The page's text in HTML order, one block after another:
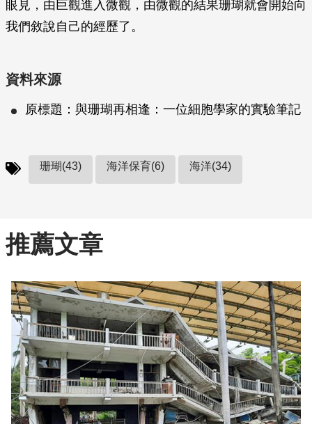
眼見，由巨觀進入微觀，由微觀的結果珊瑚就會開始向
我們敘說自己的經歷了。
資料來源
原標題：與珊瑚再相逢：一位細胞學家的實驗筆記
珊瑚(43) 海洋保育(6) 海洋(34)
推薦文章